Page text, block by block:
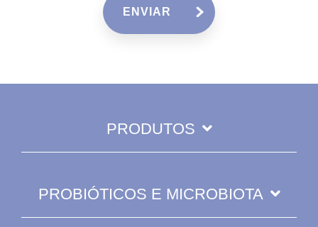
PRODUTOS
PROBIÓTICOS E MICROBIOTA